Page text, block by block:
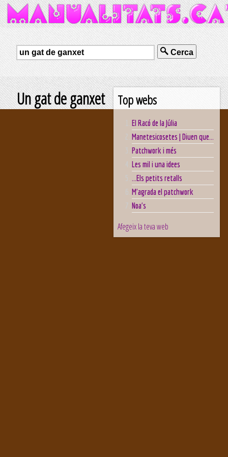
Cerca
Top webs
El Racó de la Júlia
Manetesicosetes | Diuen que...
Patchwork i més
Les mil i una idees
...Els petits retalls
M'agrada el patchwork
Noa's
Afegeix la teva web
Un gat de ganxet